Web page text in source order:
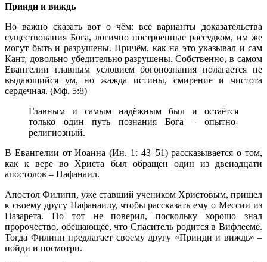
Прииди и виждь
Но важно сказать вот о чём: все варианты доказательства
существования Бога, логично построенные рассудком, им же
могут быть и разрушены. Причём, как на это указывал и сам
Кант, довольно убедительно разрушены. Собственно, в самом
Евангелии главным условием богопознания полагается не
выдающийся ум, но жажда истины, смирение и чистота
сердечная. (Мф. 5:8)
Главным и самым надёжным был и остаётся
только один путь познания Бога – опытно-
религиозный.
В Евангелии от Иоанна (Ин. 1: 43–51) рассказывается о том,
как к вере во Христа был обращён один из двенадцати
апостолов – Нафанаил.
Апостол Филипп, уже ставший учеником Христовым, пришел
к своему другу Нафанаилу, чтобы рассказать ему о Мессии из
Назарета. Но тот не поверил, поскольку хорошо знал
пророчество, обещающее, что Спаситель родится в Вифлееме.
Тогда Филипп предлагает своему другу «Прииди и виждь» –
пойди и посмотри.